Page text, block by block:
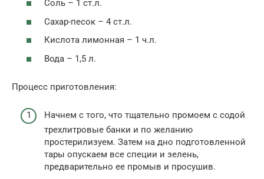
Соль – 1 ст.л.
Сахар-песок – 4 ст.л.
Кислота лимонная – 1 ч.л.
Вода – 1,5 л.
Процесс приготовления:
Начнем с того, что тщательно промоем с содой
трехлитровые банки и по желанию
простерилизуем. Затем на дно подготовленной
тары опускаем все специи и зелень,
предварительно ее промыв и просушив.